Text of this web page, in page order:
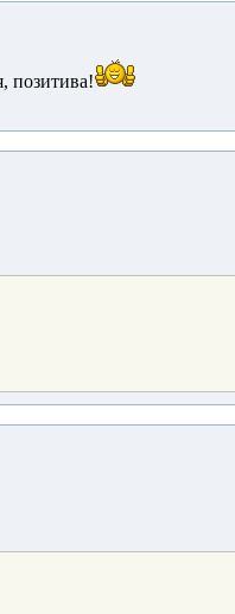
позитива!